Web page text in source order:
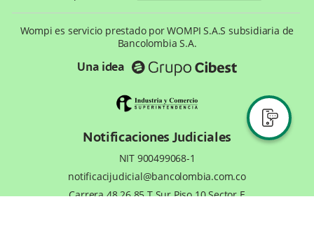
Wompi es servicio prestado por WOMPI S.A.S subsidiaria de
Bancolombia S.A.
Una idea
Notificaciones Judiciales
NIT 900499068-1
notificacijudicial@bancolombia.com.co
Carrera 48 26 85 T.Sur Piso 10 Sector E